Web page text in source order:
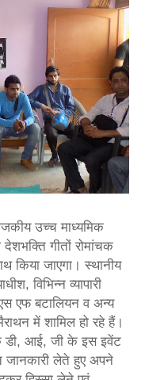
उच्च माध्यमिक
गीतों रोमांचक
किया जाएगा। स्थानीय
विभिन्न व्यापारी
एस एफ बटालियन व अन्य
में शामिल हो रहे हैं।
डी, आई, जी के इस इवेंट
जानकारी लेते हुए अपने